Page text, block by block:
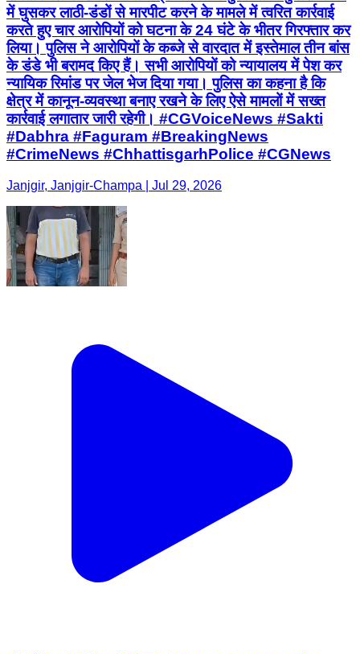
में घुसकर लाठी-डंडों से मारपीट करने के मामले में त्वरित कार्रवाई
करते हुए चार आरोपियों को घटना के 24 घंटे के भीतर गिरफ्तार कर
लिया। पुलिस ने आरोपियों के कब्जे से वारदात में इस्तेमाल तीन बांस
के डंडे भी बरामद किए हैं। सभी आरोपियों को न्यायालय में पेश कर
न्यायिक रिमांड पर जेल भेज दिया गया। पुलिस का कहना है कि
क्षेत्र में कानून-व्यवस्था बनाए रखने के लिए ऐसे मामलों में सख्त
कार्रवाई लगातार जारी रहेगी। #CGVoiceNews #Sakti
#Dabhra #Faguram #BreakingNews
#CrimeNews #ChhattisgarhPolice #CGNews
Janjgir, Janjgir-Champa | Jul 29, 2026